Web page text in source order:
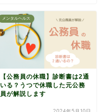
メンタルヘルス
【公務員の休職】診断書は2通
いる？うつで休職した元公務
員が解説します